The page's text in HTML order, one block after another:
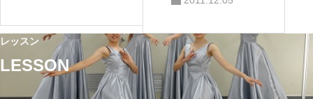
レッスン
LESSON